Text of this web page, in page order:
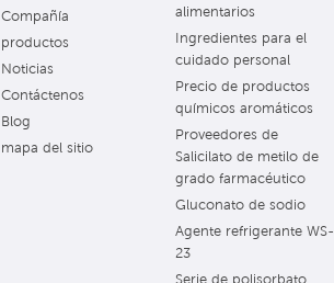
Compañía
productos
Noticias
Contáctenos
Blog
mapa del sitio
alimentarios
Ingredientes para el
cuidado personal
Precio de productos
químicos aromáticos
Proveedores de
Salicilato de metilo de
grado farmacéutico
Gluconato de sodio
Agente refrigerante WS-
23
Serie de polisorbato